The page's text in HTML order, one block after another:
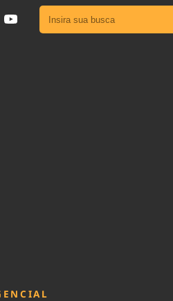
Ver todas as notícias